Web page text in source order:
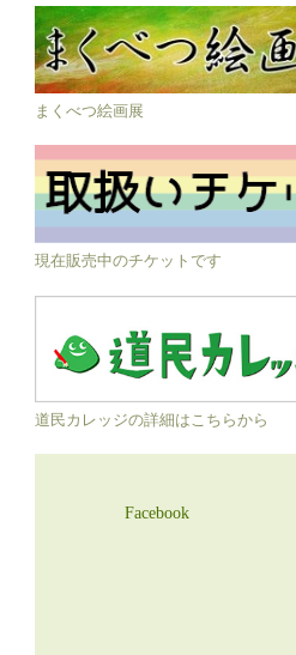
まくべつ絵画展
現在販売中のチケットです
道民カレッジの詳細はこちらから
Facebook